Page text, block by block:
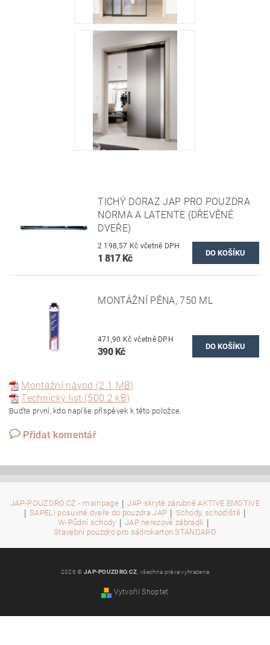
TICHÝ DORAZ JAP PRO POUZDRA
NORMA A LATENTE (DŘEVĚNÉ
DVEŘE)
2 198,57 Kč včetně DPH
1 817 Kč
MONTÁŽNÍ PĚNA, 750 ML
471,90 Kč včetně DPH
390 Kč
Montážní návod (2.1 MB)
Technický list (500.2 kB)
Buďte první, kdo napíše příspěvek k této položce.
Přidat komentář
JAP-POUZDRO.CZ - mainpage | JAP skryté zárubně AKTIVE EMOTIVE
| SAPELI posuvné dveře do pouzdra JAP | Schody, schodiště |
W-Půdní schody | JAP nerezové zábradlí |
Stavební pouzdro pro sádrokarton STANDARD
2026 © JAP-POUZDRO.CZ , všechna práva vyhrazena
Vytvořil Shoptet